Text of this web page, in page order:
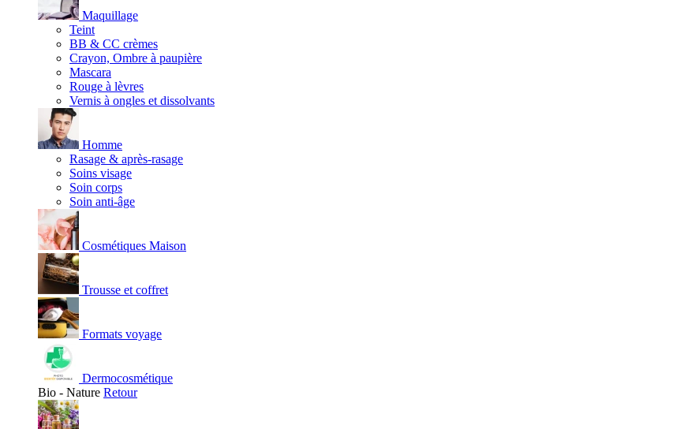
Maquillage
Teint
BB & CC crèmes
Crayon, Ombre à paupière
Mascara
Rouge à lèvres
Vernis à ongles et dissolvants
Homme
Rasage & après-rasage
Soins visage
Soin corps
Soin anti-âge
Cosmétiques Maison
Trousse et coffret
Formats voyage
Dermocosmétique
Bio - Nature Retour